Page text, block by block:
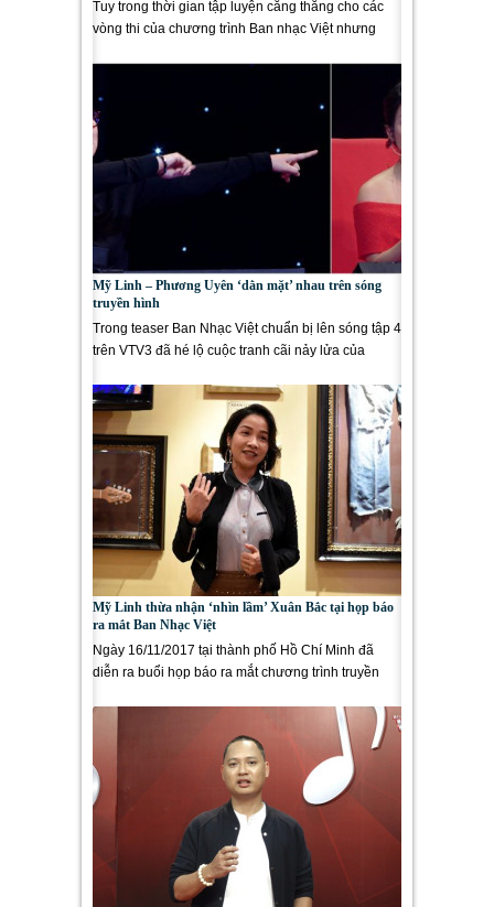
Tuy trong thời gian tập luyện căng thẳng cho các
vòng thi của chương trình Ban nhạc Việt nhưng
Mỹ Linh – Phương Uyên ‘dằn mặt’ nhau trên sóng
truyền hình
Trong teaser Ban Nhạc Việt chuẩn bị lên sóng tập 4
trên VTV3 đã hé lộ cuộc tranh cãi nảy lửa của
Mỹ Linh thừa nhận ‘nhìn lầm’ Xuân Bắc tại họp báo
ra mắt Ban Nhạc Việt
Ngày 16/11/2017 tại thành phố Hồ Chí Minh đã
diễn ra buổi họp báo ra mắt chương trình truyền